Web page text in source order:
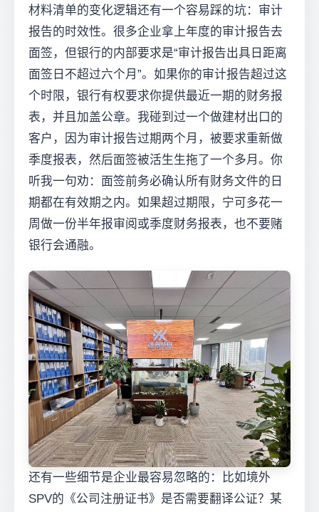
材料清单的变化逻辑还有一个容易踩的坑：审计
报告的时效性。很多企业拿上年度的审计报告去
面签，但银行的内部要求是“审计报告出具日距离
面签日不超过六个月”。如果你的审计报告超过这
个时限，银行有权要求你提供最近一期的财务报
表，并且加盖公章。我碰到过一个做建材出口的
客户，因为审计报告过期两个月，被要求重新做
季度报表，然后面签被活生生拖了一个多月。你
听我一句劝：面签前务必确认所有财务文件的日
期都在有效期之内。如果超过期限，宁可多花一
周做一份半年报审阅或季度财务报表，也不要赌
银行会通融。
还有一些细节是企业最容易忽略的：比如境外
SPV的《公司注册证书》是否需要翻译公证？某